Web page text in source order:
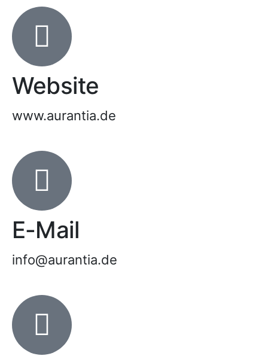
Website
www.aurantia.de
E-Mail
info@aurantia.de